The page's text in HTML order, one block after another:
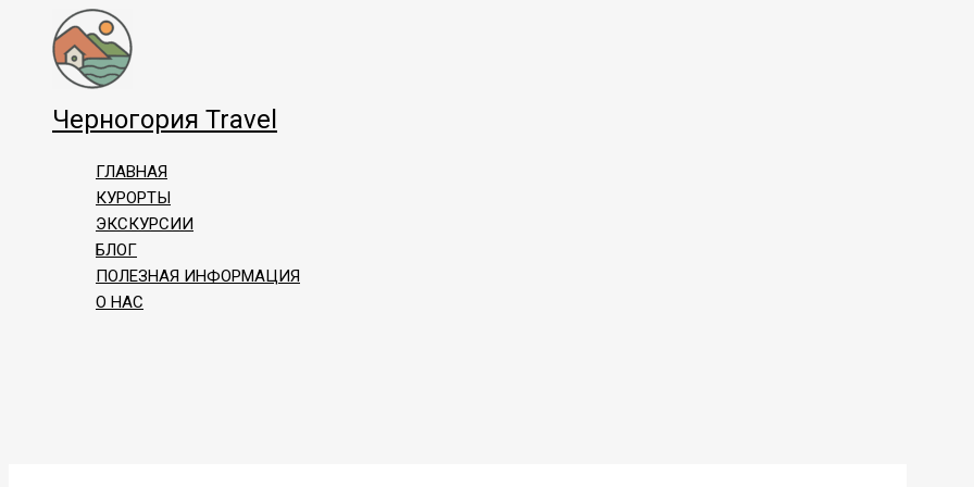
Перейти
содержимому
Черногория Travel
ГЛАВНАЯ
КУРОРТЫ
ЭКСКУРСИИ
БЛОГ
ПОЛЕЗНАЯ ИНФОРМАЦИЯ
О НАС